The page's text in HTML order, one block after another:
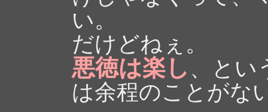
い。
だけどねぇ。
悪徳は楽し 、とい
は余程のことがな